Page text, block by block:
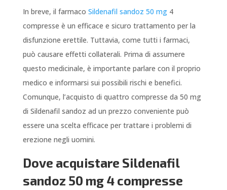
In breve, il farmaco Sildenafil sandoz 50 mg4
compresse è un efficace e sicuro trattamento per la
disfunzione erettile. Tuttavia, come tutti i farmaci,
può causare effetti collaterali. Prima di assumere
questo medicinale, è importante parlare con il proprio
medico e informarsi sui possibili rischi e benefici.
Comunque, l’acquisto di quattro compresse da 50 mg
di Sildenafil sandoz ad un prezzo conveniente può
essere una scelta efficace per trattare i problemi di
erezione negli uomini.
Dove acquistare Sildenafil
sandoz 50 mg 4 compresse